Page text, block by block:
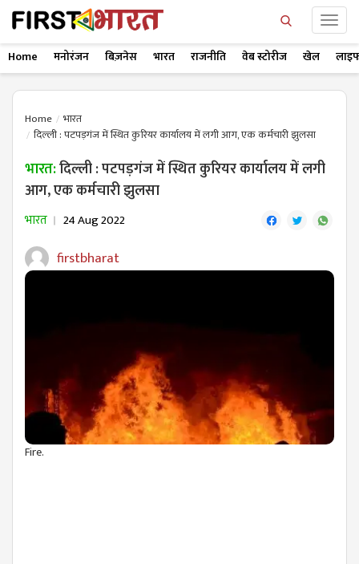
Home मनोरंजन बिज़नेस भारत राजनीति वेब स्टोरीज खेल
Home
भारत
दिल्ली : पटपड़गंज में स्थित कुरियर कार्यालय में लगी आग, एक कर्मचारी झुलसा
भारत:दिल्ली : पटपड़गंज में स्थित कुरियर कार्यालय में लगी
आग, एक कर्मचारी झुलसा
भारत 24 Aug 2022
firstbharat
Fire.